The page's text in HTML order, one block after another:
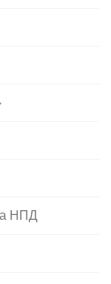
НПД